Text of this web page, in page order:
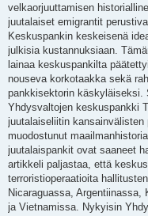
velkaorjuuttamisen
juutalaiset emigrantit
Keskuspankin keskeisenä
julkisia kustannuksiaan.
lainaa keskuspankilta
nouseva korkotaakka sekä
pankkisektorin käskyläiseksi.
Yhdysvaltojen keskuspankki
juutalaiseliitin
muodostunut
juutalaispankit ovat saaneet
artikkeli paljastaa, että
terroristioperaatioita
Nicaraguassa,
ja Vietnamissa. Nykyisin